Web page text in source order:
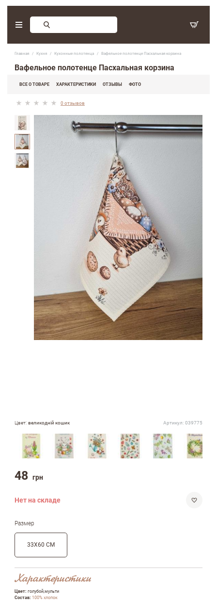
Главная Кухня Кухонные полотенца Вафельное полотенце Пасхальная корзина
Вафельное полотенце Пасхальная корзина
ВСЕ О ТОВАРЕ ХАРАКТЕРИСТИКИ ОТЗЫВЫ ФОТО
0 отзывов
Цвет: великодній кошик Артикул: 039775
48 грн
Нет на складе
Размер
33Х60 СМ
Характеристики
Цвет: голубой,мульти
Состав: 100% хлопок
Заказ обратного звонка
(097) 416-90-33 ,
(066) 339-07-15